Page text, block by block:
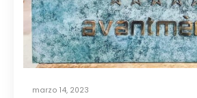
marzo 14, 2023